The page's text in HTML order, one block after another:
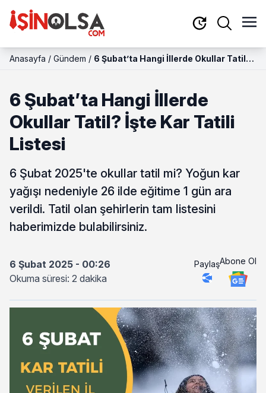
Anasayfa / Gündem / 6 Şubat’ta Hangi İllerde Okullar Tatil?
6 Şubat’ta Hangi İllerde
Okullar Tatil? İşte Kar Tatili
Listesi
6 Şubat 2025'te okullar tatil mi? Yoğun kar
yağışı nedeniyle 26 ilde eğitime 1 gün ara
verildi. Tatil olan şehirlerin tam listesini
haberimizde bulabilirsiniz.
6 Şubat 2025 - 00:26
Okuma süresi: 2 dakika
PaylaşAbone Ol